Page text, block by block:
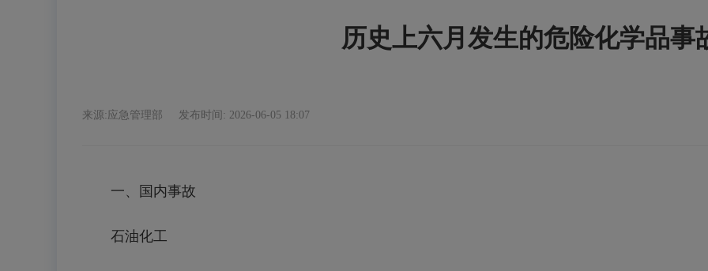
历史上六月发生的危险化学品事
来源:应急管理部 发布时间: 2026-06-05 18:07
一、国内事故
石油化工